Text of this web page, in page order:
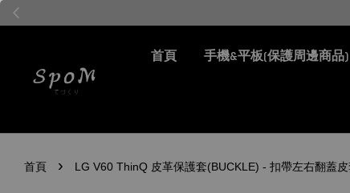
首頁 手機&平板(保護周邊商品)
首頁 › LG V60 ThinQ 皮革保護套(BUCKLE) - 扣帶左右翻蓋皮